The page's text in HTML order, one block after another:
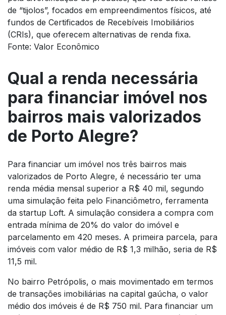
de “tijolos”, focados em empreendimentos físicos, até
fundos de Certificados de Recebíveis Imobiliários
(CRIs), que oferecem alternativas de renda fixa.
Fonte: Valor Econômico
Qual a renda necessária
para financiar imóvel nos
bairros mais valorizados
de Porto Alegre?
Para financiar um imóvel nos três bairros mais
valorizados de Porto Alegre, é necessário ter uma
renda média mensal superior a R$ 40 mil, segundo
uma simulação feita pelo Financiômetro, ferramenta
da startup Loft. A simulação considera a compra com
entrada mínima de 20% do valor do imóvel e
parcelamento em 420 meses. A primeira parcela, para
imóveis com valor médio de R$ 1,3 milhão, seria de R$
11,5 mil.
No bairro Petrópolis, o mais movimentado em termos
de transações imobiliárias na capital gaúcha, o valor
médio dos imóveis é de R$ 750 mil. Para financiar um